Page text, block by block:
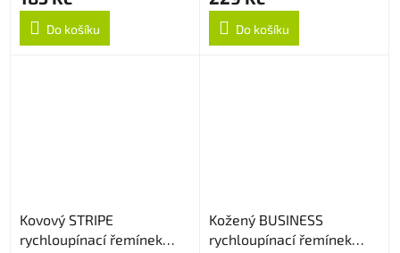
Do košíku Do košíku
Kovový STRIPE
rychloupínací řemínek
Kožený BUSINESS
rychloupínací řemínek